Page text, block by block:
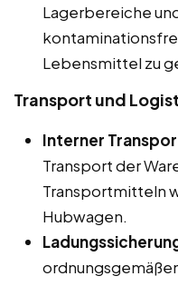
Lagerbereiche
Lebensmittel zu
Transport und
Interner
Transport der
Transportmitteln
Hubwagen.